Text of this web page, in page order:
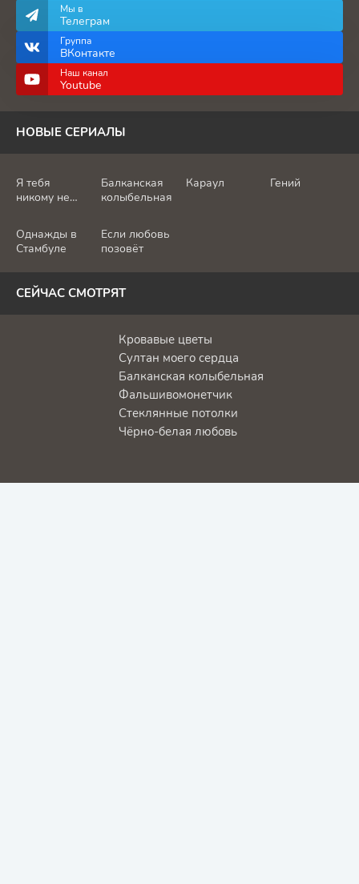
Мы в
Телеграм
Группа
ВКонтакте
Наш канал
Youtube
НОВЫЕ СЕРИАЛЫ
Я тебя
никому не
Балканская
колыбельная
Караул Гений
Однажды в
Стамбуле
Если любовь
позовёт
СЕЙЧАС СМОТРЯТ
Кровавые цветы
Султан моего сердца
Балканская колыбельная
Фальшивомонетчик
Стеклянные потолки
Чёрно-белая любовь